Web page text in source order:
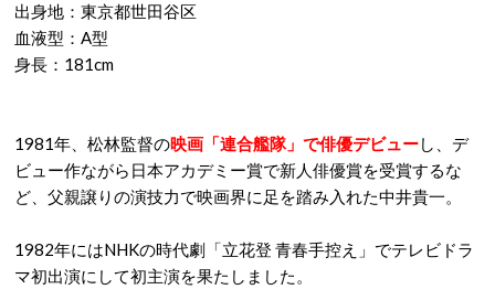
出身地：東京都世田谷区
血液型：A型
身長：181cm
1981年、松林監督の映画「連合艦隊」で俳優デビューし、デ
ビュー作ながら日本アカデミー賞で新人俳優賞を受賞するな
ど、父親譲りの演技力で映画界に足を踏み入れた中井貴一。
1982年にはNHKの時代劇「立花登 青春手控え」でテレビドラ
マ初出演にして初主演を果たしました。